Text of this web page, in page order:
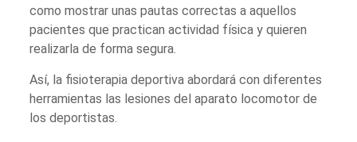
como mostrar unas pautas correctas a aquellos
pacientes que practican actividad física y quieren
realizarla de forma segura.
Así, la fisioterapia deportiva abordará con diferentes
herramientas las lesiones del aparato locomotor de
los deportistas.